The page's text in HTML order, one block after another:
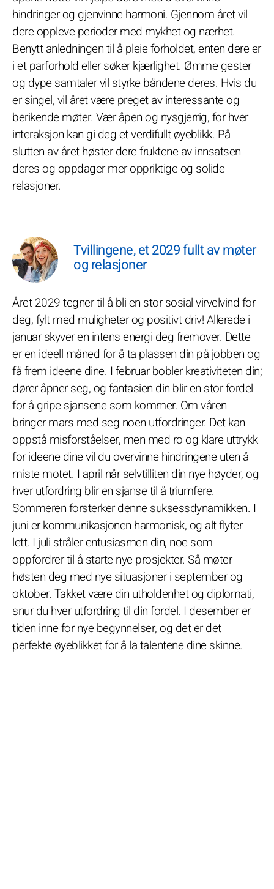
hindringer og gjenvinne harmoni. Gjennom året vil
dere oppleve perioder med mykhet og nærhet.
Benytt anledningen til å pleie forholdet, enten dere er
i et parforhold eller søker kjærlighet. Ømme gester
og dype samtaler vil styrke båndene deres. Hvis du
er singel, vil året være preget av interessante og
berikende møter. Vær åpen og nysgjerrig, for hver
interaksjon kan gi deg et verdifullt øyeblikk. På
slutten av året høster dere fruktene av innsatsen
deres og oppdager mer oppriktige og solide
relasjoner.
Tvillingene, et 2029 fullt av møter
og relasjoner
Året 2029 tegner til å bli en stor sosial virvelvind for
deg, fylt med muligheter og positivt driv! Allerede i
januar skyver en intens energi deg fremover. Dette
er en ideell måned for å ta plassen din på jobben og
få frem ideene dine. I februar bobler kreativiteten din;
dører åpner seg, og fantasien din blir en stor fordel
for å gripe sjansene som kommer. Om våren
bringer mars med seg noen utfordringer. Det kan
oppstå misforståelser, men med ro og klare uttrykk
for ideene dine vil du overvinne hindringene uten å
miste motet. I april når selvtilliten din nye høyder, og
hver utfordring blir en sjanse til å triumfere.
Sommeren forsterker denne suksessdynamikken. I
juni er kommunikasjonen harmonisk, og alt flyter
lett. I juli stråler entusiasmen din, noe som
oppfordrer til å starte nye prosjekter. Så møter
høsten deg med nye situasjoner i september og
oktober. Takket være din utholdenhet og diplomati,
snur du hver utfordring til din fordel. I desember er
tiden inne for nye begynnelser, og det er det
perfekte øyeblikket for å la talentene dine skinne.